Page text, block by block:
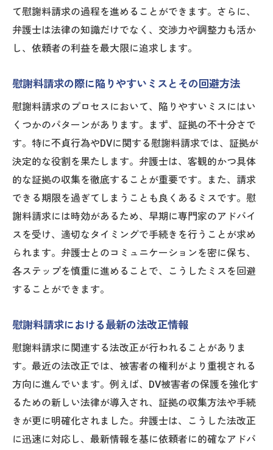
慰謝料請求に特化した弁護士の選び方
その活用
専門家が見る慰謝料請求のトレンド
弁護士の視点から見た慰謝料請求の成功へ
の道筋
大阪府での慰謝料請求における専門家のア
ドバンテージ
DV被害に対する慰謝料請求を弁護士の視点で確
かなサポート
DV被害による慰謝料請求の法的基礎と大阪
府での実践
弁護士がサポートするDV被害者のための証
拠収集法
DV被害に対する慰謝料請求の成功事例
慰謝料請求におけるDV被害者の権利と法的
保護
弁護士が解説するDV被害者のための法的支
援策
て慰謝料請求の過程を進めることができます。さらに、
弁護士は法律の知識だけでなく、交渉力や調整力も活か
し、依頼者の利益を最大限に追求します。
慰謝料請求の際に陥りやすいミスとその回避方法
慰謝料請求のプロセスにおいて、陥りやすいミスにはい
くつかのパターンがあります。まず、証拠の不十分さで
す。特に不貞行為やDVに関する慰謝料請求では、証拠が
決定的な役割を果たします。弁護士は、客観的かつ具体
的な証拠の収集を徹底することが重要です。また、請求
できる期限を過ぎてしまうことも良くあるミスです。慰
謝料請求には時効があるため、早期に専門家のアドバイ
スを受け、適切なタイミングで手続きを行うことが求め
られます。弁護士とのコミュニケーションを密に保ち、
各ステップを慎重に進めることで、こうしたミスを回避
することができます。
慰謝料請求における最新の法改正情報
慰謝料請求に関連する法改正が行われることがありま
す。最近の法改正では、被害者の権利がより重視される
方向に進んでいます。例えば、DV被害者の保護を強化す
るための新しい法律が導入され、証拠の収集方法や手続
きが更に明確化されました。弁護士は、こうした法改正
に迅速に対応し、最新情報を基に依頼者に的確なアドバ